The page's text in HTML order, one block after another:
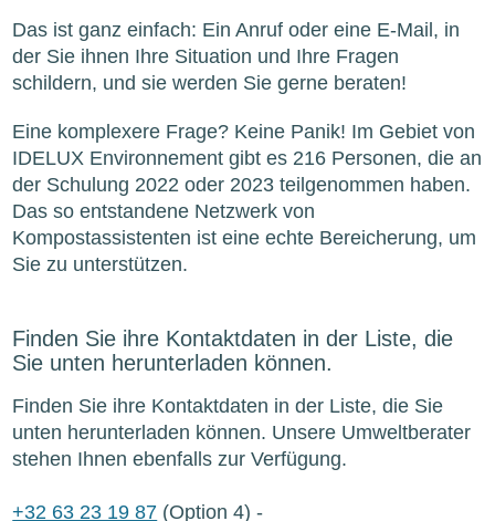
Das ist ganz einfach: Ein Anruf oder eine E-Mail, in
der Sie ihnen Ihre Situation und Ihre Fragen
schildern, und sie werden Sie gerne beraten!
Eine komplexere Frage? Keine Panik! Im Gebiet von
IDELUX Environnement gibt es 216 Personen, die an
der Schulung 2022 oder 2023 teilgenommen haben.
Das so entstandene Netzwerk von
Kompostassistenten ist eine echte Bereicherung, um
Sie zu unterstützen.
Finden Sie ihre Kontaktdaten in der Liste, die
Sie unten herunterladen können.
Finden Sie ihre Kontaktdaten in der Liste, die Sie
unten herunterladen können. Unsere Umweltberater
stehen Ihnen ebenfalls zur Verfügung.
+32 63 23 19 87 (Option 4) -